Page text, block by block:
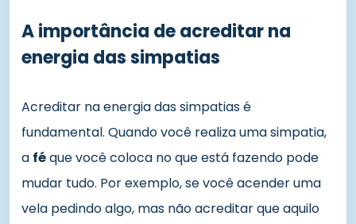
A importância de acreditar na
energia das simpatias
Acreditar na energia das simpatias é
fundamental. Quando você realiza uma simpatia,
a féque você coloca no que está fazendo pode
mudar tudo. Por exemplo, se você acender uma
vela pedindo algo, mas não acreditar que aquilo